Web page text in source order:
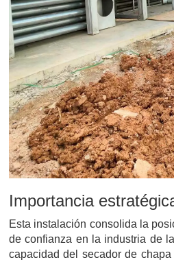
Importancia
Esta instalación consolida la
de confianza en la industria de
capacidad del secador de